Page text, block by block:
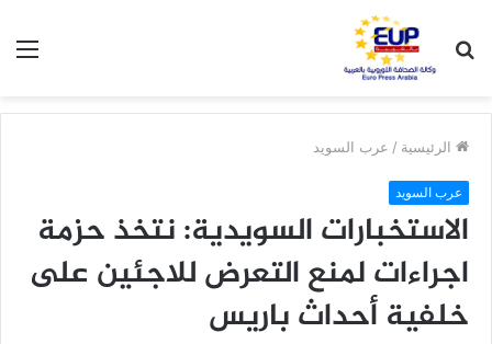
عن
الرئيسية / عرب السويد
عرب السويد
الاستخبارات السويدية: نتخذ حزمة
اجراءات لمنع التعرض للاجئين على
خلفية أحداث باريس